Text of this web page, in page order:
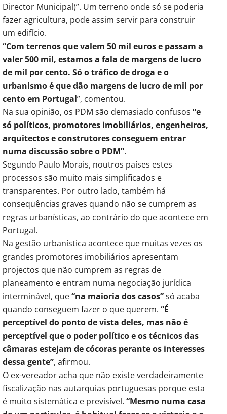
Director Municipal)”. Um terreno onde só se poderia
fazer agricultura, pode assim servir para construir
um edifício.
“Com terrenos que valem 50 mil euros e passam a
valer 500 mil, estamos a fala de margens de lucro
de mil por cento. Só o tráfico de droga e o
urbanismo é que dão margens de lucro de mil por
cento em Portugal”, comentou.
Na sua opinião, os PDM são demasiado confusos “e
só políticos, promotores imobiliários, engenheiros,
arquitectos e construtores conseguem entrar
numa discussão sobre o PDM”.
Segundo Paulo Morais, noutros países estes
processos são muito mais simplificados e
transparentes. Por outro lado, também há
consequências graves quando não se cumprem as
regras urbanísticas, ao contrário do que acontece em
Portugal.
Na gestão urbanística acontece que muitas vezes os
grandes promotores imobiliários apresentam
projectos que não cumprem as regras de
planeamento e entram numa negociação jurídica
interminável, que“na maioria dos casos”só acaba
quando conseguem fazer o que querem. “É
perceptível do ponto de vista deles, mas não é
perceptível que o poder político e os técnicos das
câmaras estejam de cócoras perante os interesses
dessa gente”, afirmou.
O ex-vereador acha que não existe verdadeiramente
fiscalização nas autarquias portuguesas porque esta
é muito sistemática e previsível. “Mesmo numa casa